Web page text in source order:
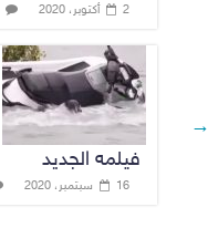
→
2 أكتوبر، 2020
فيلمه الجديد
16 سبتمبر، 2020